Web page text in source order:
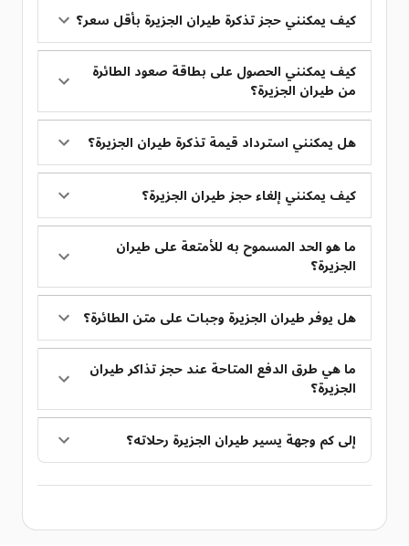
كيف يمكنني حجز تذكرة طيران الجزيرة بأقل سعر؟
كيف يمكنني الحصول على بطاقة صعود الطائرة
من طيران الجزيرة؟
هل يمكنني استرداد قيمة تذكرة طيران الجزيرة؟
كيف يمكنني إلغاء حجز طيران الجزيرة؟
ما هو الحد المسموح به للأمتعة على طيران
الجزيرة؟
هل يوفر طيران الجزيرة وجبات على متن الطائرة؟
ما هي طرق الدفع المتاحة عند حجز تذاكر طيران
الجزيرة؟
إلى كم وجهة يسير طيران الجزيرة رحلاته؟